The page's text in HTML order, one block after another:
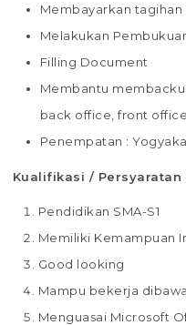
Membayarkan tagihan
Melakukan
Filling Document
Membantu
back office, front
Penempatan :
Kualifikasi / Persyaratan
Pendidikan SMA-S1
Memiliki Kemampuan
Good looking
Mampu bekerja
Menguasai Microsoft